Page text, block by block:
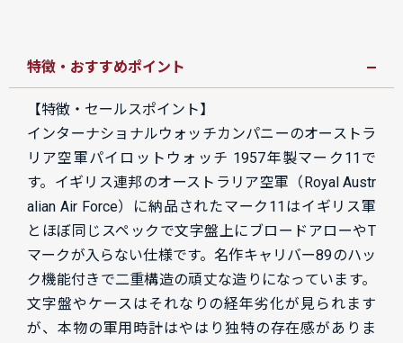
特徴・おすすめポイント
【特徴・セールスポイント】
インターナショナルウォッチカンパニーのオーストラ
リア空軍パイロットウォッチ 1957年製マーク11で
す。イギリス連邦のオーストラリア空軍（Royal Austr
alian Air Force）に納品されたマーク11はイギリス軍
とほぼ同じスペックで文字盤上にブロードアローやT
マークが入らない仕様です。名作キャリバー89のハッ
ク機能付きで二重構造の頑丈な造りになっています。
文字盤やケースはそれなりの経年劣化が見られます
が、本物の軍用時計はやはり独特の存在感がありま